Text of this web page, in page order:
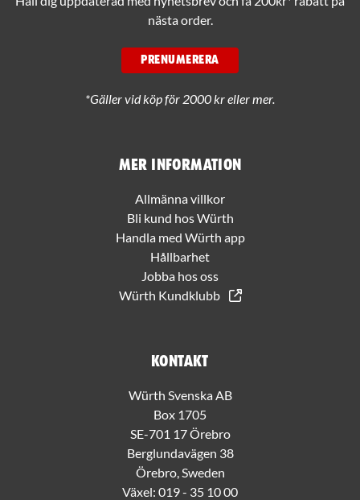
Mer information
Allmänna villkor
Bli kund hos Würth
Handla med Würth app
Hållbarhet
Jobba hos oss
Würth Kundklubb
Kontakt
Würth Svenska AB
Box 1705
SE-701 17 Örebro
Berglundavägen 38
Örebro, Sweden
Växel: 019 - 35 10 00
nästa order.
PRENUMERERA
*Gäller vid köp för 2000 kr eller mer.